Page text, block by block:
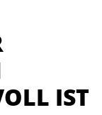
IST